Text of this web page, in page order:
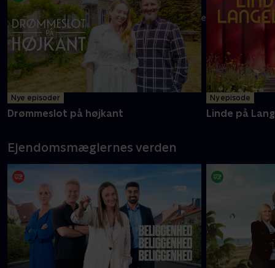
Melvin og mor Carolyne er klar med endnu flere oplevelser i
det ganske land
Mere info
Nye episoder
Drømmeslot på højkant
Ny episode
Linde på
Ejendomsmæglernes verden